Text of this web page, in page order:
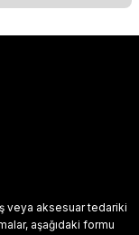
ve diğer
veya aksesuar tedariki
aşağıdaki formu